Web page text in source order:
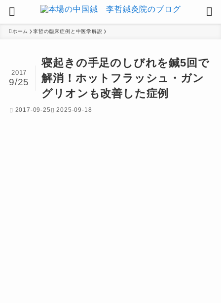
ホーム 李哲の臨床症例と中医学解説
寝起きの手足のしびれを鍼5回で
解消！ホットフラッシュ・ガン
グリオンも改善した症例
2017
9/25
2017-09-25 2025-09-18